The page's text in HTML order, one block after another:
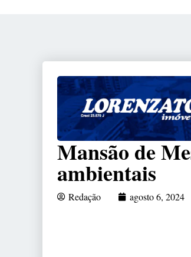
Mansão de
ambientais
Redação agosto 6, 2024